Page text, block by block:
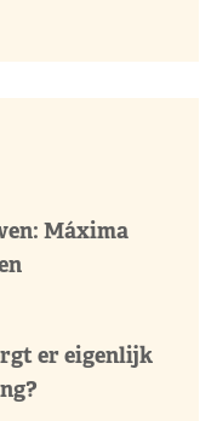
Máxima
er eigenlijk